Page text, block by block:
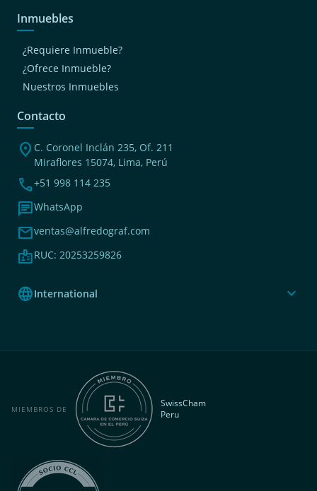
Inmuebles
¿Requiere Inmueble?
¿Ofrece Inmueble?
Nuestros Inmuebles
Contacto
location_on C. Coronel Inclán 235, Of. 211
Miraflores 15074, Lima, Perú
phone+51 998 114 235
chatWhatsApp
mailventas@alfredograf.com
badgeRUC: 20253259826
languageInternational expand_more
MIEMBROS DE
SwissCham
Peru